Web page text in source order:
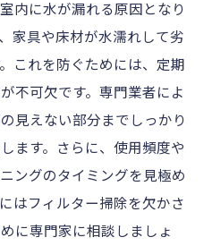
内に水が漏れる原因となり
家具や床材が水濡れして劣
これを防ぐためには、定期
不可欠です。専門業者によ
見えない部分までしっかり
ます。さらに、使用頻度や
ングのタイミングを見極め
はフィルター掃除を欠かさ
に専門家に相談しましょ